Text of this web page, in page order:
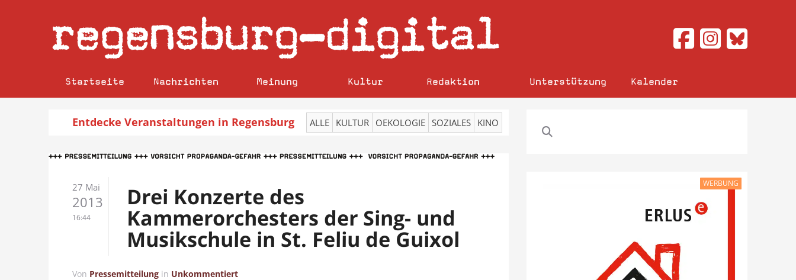
regensburg–digital
Startseite Nachrichten Meinung Kultur Redaktion Unterstützung Kalender
Entdecke Veranstaltungen in Regensburg ALLE KULTUR OEKOLOGIE SOZIALES KINO
27 Mai
2013
16:44
Drei Konzerte des
Kammerorchesters der Sing- und
Musikschule in St. Feliu de Guixol
Von Pressemitteilung in Unkommentiert
WERBUNG